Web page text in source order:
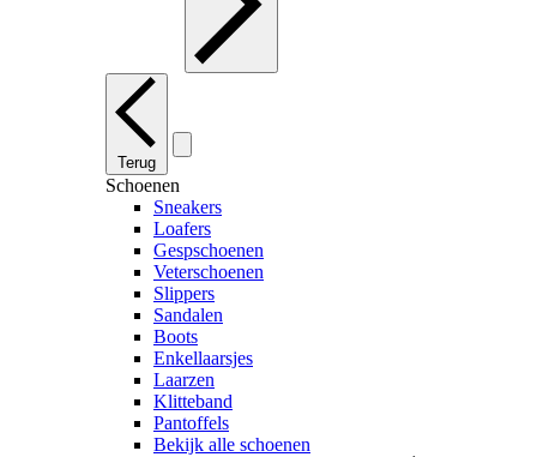
Terug
Schoenen
Sneakers
Loafers
Gespschoenen
Veterschoenen
Slippers
Sandalen
Boots
Enkellaarsjes
Laarzen
Klitteband
Pantoffels
Bekijk alle schoenen